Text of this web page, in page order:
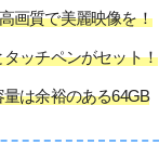
画質で美麗映像を！
ッチペンがセット！
は余裕のある64GB